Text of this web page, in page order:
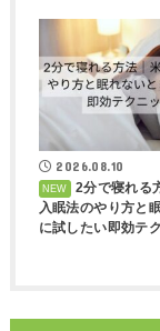
2026.08.10
2分で寝れる
入眠法のやり方と
に試したい即効テ